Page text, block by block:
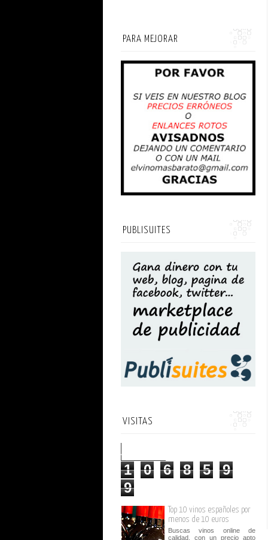
PARA MEJORAR
PUBLISUITES
VISITAS
1 0 6 8 5
9
9
Top 10 vinos españoles por
menos de 10 euros
Buscas vinos online de
calidad, con un precio apto